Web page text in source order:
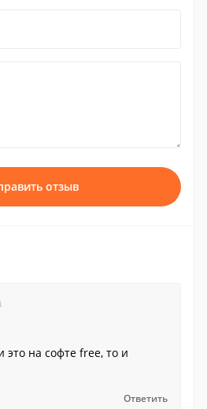
отзыв
это на софте free, то и
Ответить